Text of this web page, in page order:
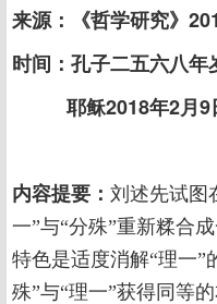
来源：《哲学研究》
时间：孔子二五六八
耶稣2018年2月9
内容提要： 刘述先试图
一”与“分殊”重新糅合
特色是适度消解“理一”
殊”与“理一”获得同等